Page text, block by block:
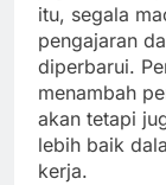
itu, segala
pengajaran
diperbarui.
menambah
akan tetapi
lebih baik
kerja.